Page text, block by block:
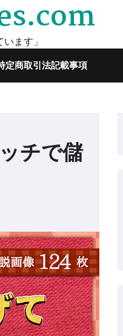
ます」
定商取引法記載事項
チで儲